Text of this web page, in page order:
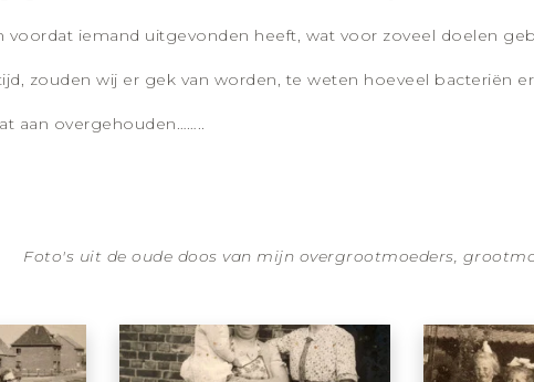
voordat iemand uitgevonden heeft, wat voor zoveel doelen
zouden wij er gek van worden, te weten hoeveel bacteriën
aan overgehouden……..
Foto's uit de oude doos van mijn overgrootmoeders,